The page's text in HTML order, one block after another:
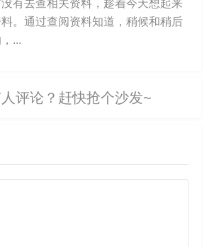
有去查相关资料，趁着今天想起来
。通过查阅资料知道，稍候和稍后
...